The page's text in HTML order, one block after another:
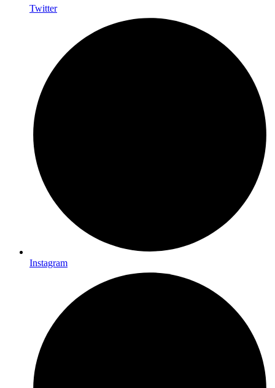
Twitter
Instagram